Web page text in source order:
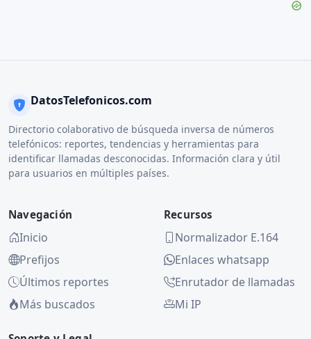
DatosTelefonicos.com
Directorio colaborativo de búsqueda inversa de números
telefónicos: reportes, tendencias y herramientas para
identificar llamadas desconocidas. Información clara y útil
para usuarios en múltiples países.
Navegación
Inicio
Prefijos
Últimos reportes
Más buscados
Recursos
Normalizador E.164
Enlaces whatsapp
Enrutador de llamadas
Mi IP